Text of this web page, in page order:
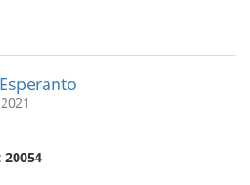
20054